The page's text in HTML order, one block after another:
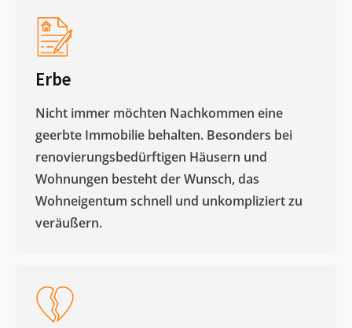
Erbe
Nicht immer möchten Nachkommen eine
geerbte Immobilie behalten. Besonders bei
renovierungsbedürftigen Häusern und
Wohnungen besteht der Wunsch, das
Wohneigentum schnell und unkompliziert zu
veräußern. ​